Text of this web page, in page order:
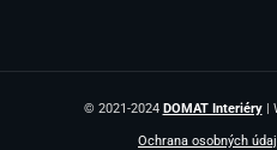
© 2021-2024 DOMAT Interiéry|
Ochrana osobných